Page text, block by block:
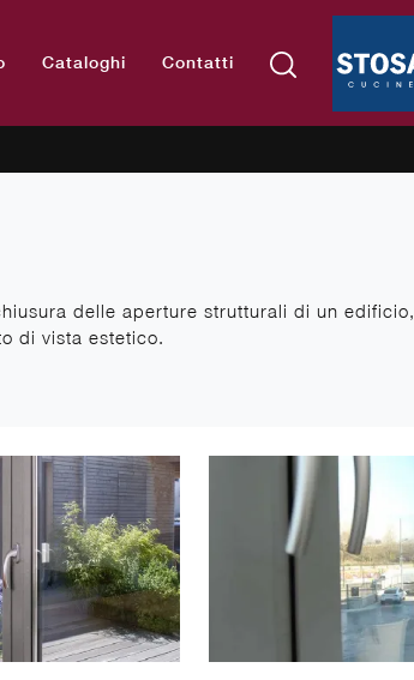
Cataloghi Contatti
delle aperture strutturali di un edificio,
di vista estetico.